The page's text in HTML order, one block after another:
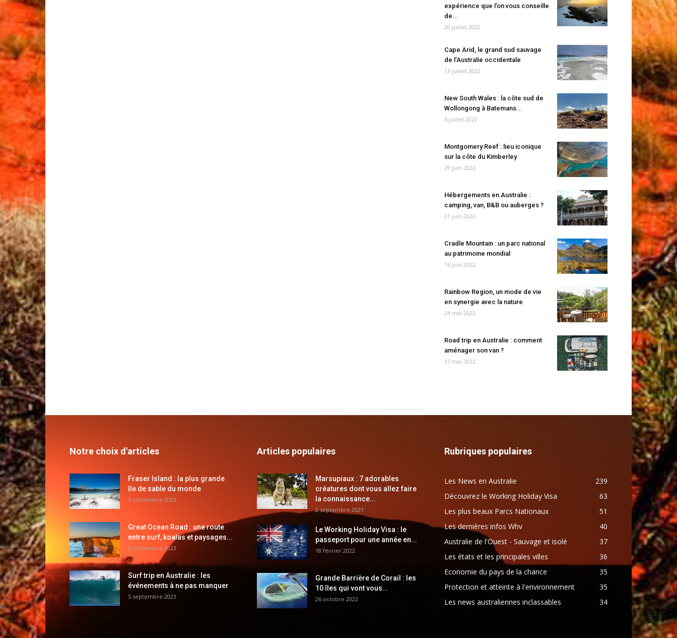
expérience que l’on vous conseille
de...
20 juillet 2022
Cape Arid, le grand sud sauvage
de l’Australie occidentale
13 juillet 2022
New South Wales : la côte sud de
Wollongong à Batemans...
6 juillet 2022
Montgomery Reef : lieu iconique
sur la côte du Kimberley
29 juin 2022
Hébergements en Australie :
camping, van, B&B ou auberges ?
21 juin 2022
Cradle Mountain : un parc national
au patrimoine mondial
16 juin 2022
Rainbow Region, un mode de vie
en synergie avec la nature
24 mai 2022
Road trip en Australie : comment
aménager son van ?
17 mai 2022
Notre choix d'articles
Fraser Island : la plus grande
île de sable du monde
5 septembre 2023
Great Ocean Road : une route
entre surf, koalas et paysages...
5 septembre 2023
Surf trip en Australie : les
événements à ne pas manquer
5 septembre 2023
Articles populaires
Marsupiaux : 7 adorables
créatures dont vous allez faire
la connaissance...
2 septembre 2021
Le Working Holiday Visa : le
passeport pour une année en...
18 février 2022
Grande Barrière de Corail : les
10 îles qui vont vous...
26 octobre 2022
Rubriques populaires
Les News en Australie
239
Découvrez le Working Holiday Visa
63
Les plus beaux Parcs Nationaux
51
Les dernières infos Whv
40
Australie de l'Ouest - Sauvage et isolé
37
Les états et les principales villes
36
Economie du pays de la chance
35
Protection et atteinte à l'environnement
35
Les news australiennes inclassables
34